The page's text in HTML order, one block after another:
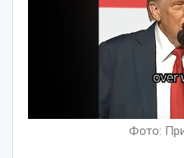
Фото: